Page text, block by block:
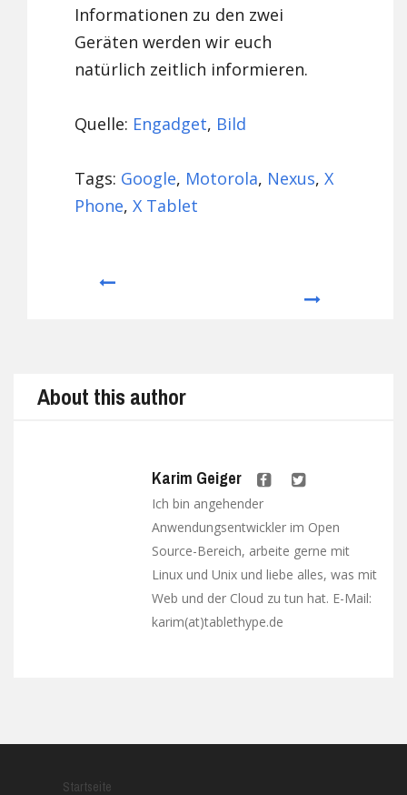
Informationen zu den zwei
Geräten werden wir euch
natürlich zeitlich informieren.
Quelle: Engadget, Bild
Tags: Google, Motorola, Nexus,X
Phone,X Tablet
About this author
Karim Geiger
Ich bin angehender
Anwendungsentwickler im Open
Source-Bereich, arbeite gerne mit
Linux und Unix und liebe alles, was mit
Web und der Cloud zu tun hat. E-Mail:
karim(at)tablethype.de
Startseite